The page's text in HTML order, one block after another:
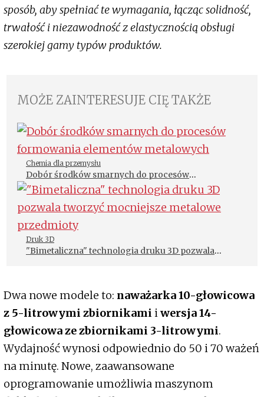
sposób, aby spełniać te wymagania, łącząc solidność,
trwałość i niezawodność z elastycznością obsługi
szerokiej gamy typów produktów.
MOŻE ZAINTERESUJE CIĘ TAKŻE
Chemia dla przemysłu
Dobór środków smarnych do procesów
formowania elementów metalowych
Druk 3D
"Bimetaliczna" technologia druku 3D pozwala
Dwa nowe modele to: naważarka 10-głowicowa
z 5-litrowymi zbiornikami iwersja 14-
głowicowa ze zbiornikami 3-litrowymi.
Wydajność wynosi odpowiednio do 50 i 70 ważeń
na minutę. Nowe, zaawansowane
oprogramowanie umożliwia maszynom